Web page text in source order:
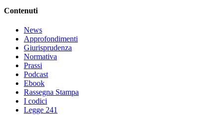
Contenuti
News
Approfondimenti
Giurisprudenza
Normativa
Prassi
Podcast
Ebook
Rassegna Stampa
I codici
Legge 241